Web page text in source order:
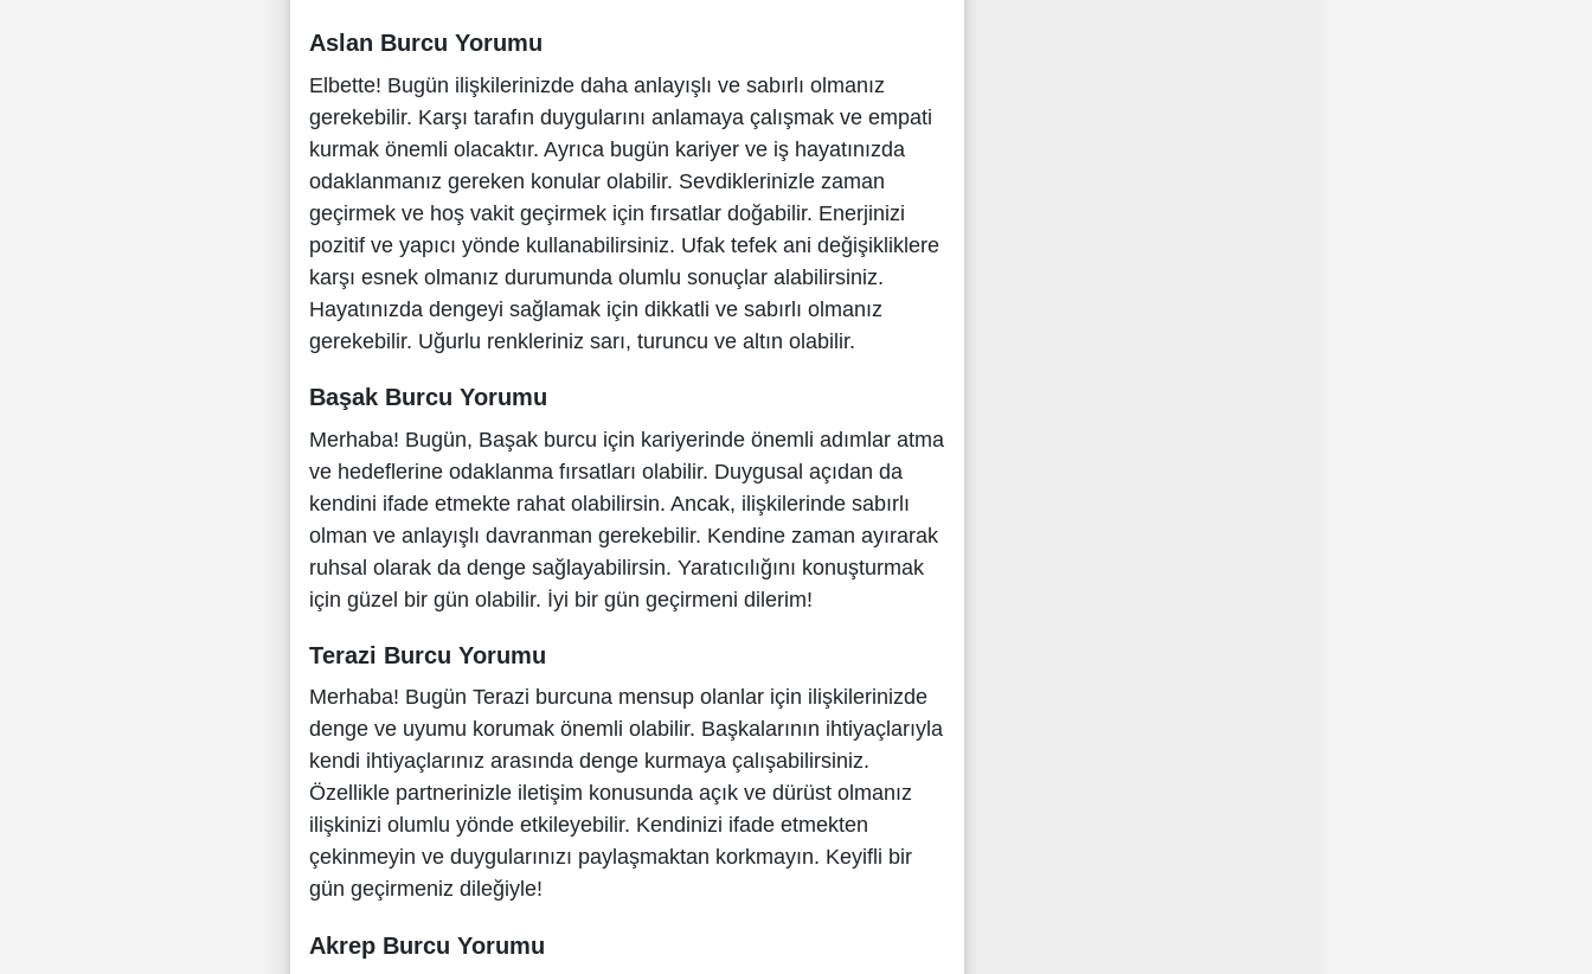
Aslan Burcu Yorumu
Elbette! Bugün ilişkilerinizde daha anlayışlı ve sabırlı olmanız
gerekebilir. Karşı tarafın duygularını anlamaya çalışmak ve empati
kurmak önemli olacaktır. Ayrıca bugün kariyer ve iş hayatınızda
odaklanmanız gereken konular olabilir. Sevdiklerinizle zaman
geçirmek ve hoş vakit geçirmek için fırsatlar doğabilir. Enerjinizi
pozitif ve yapıcı yönde kullanabilirsiniz. Ufak tefek ani değişikliklere
karşı esnek olmanız durumunda olumlu sonuçlar alabilirsiniz.
Hayatınızda dengeyi sağlamak için dikkatli ve sabırlı olmanız
gerekebilir. Uğurlu renkleriniz sarı, turuncu ve altın olabilir.
Başak Burcu Yorumu
Merhaba! Bugün, Başak burcu için kariyerinde önemli adımlar atma
ve hedeflerine odaklanma fırsatları olabilir. Duygusal açıdan da
kendini ifade etmekte rahat olabilirsin. Ancak, ilişkilerinde sabırlı
olman ve anlayışlı davranman gerekebilir. Kendine zaman ayırarak
ruhsal olarak da denge sağlayabilirsin. Yaratıcılığını konuşturmak
için güzel bir gün olabilir. İyi bir gün geçirmeni dilerim!
Terazi Burcu Yorumu
Merhaba! Bugün Terazi burcuna mensup olanlar için ilişkilerinizde
denge ve uyumu korumak önemli olabilir. Başkalarının ihtiyaçlarıyla
kendi ihtiyaçlarınız arasında denge kurmaya çalışabilirsiniz.
Özellikle partnerinizle iletişim konusunda açık ve dürüst olmanız
ilişkinizi olumlu yönde etkileyebilir. Kendinizi ifade etmekten
çekinmeyin ve duygularınızı paylaşmaktan korkmayın. Keyifli bir
gün geçirmeniz dileğiyle!
Akrep Burcu Yorumu